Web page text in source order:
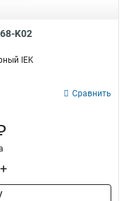
K02
IEK
Сравнить
+